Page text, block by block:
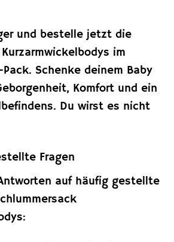
und bestelle jetzt die
im
Schenke deinem Baby
Komfort und ein
Du wirst es nicht
Fragen
auf häufig gestellte